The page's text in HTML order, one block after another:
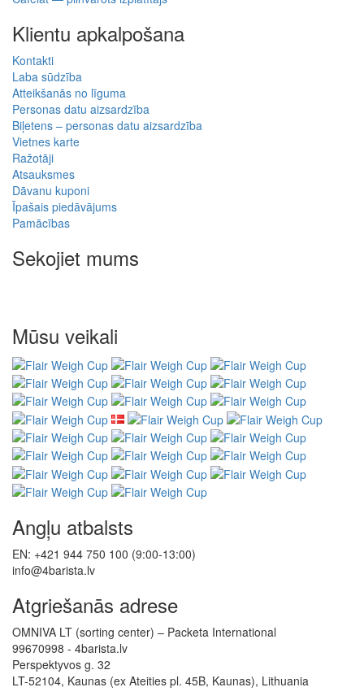
Klientu apkalpošana
Kontakti
Laba sūdzība
Atteikšanās no līguma
Personas datu aizsardzība
Biļetens – personas datu aizsardzība
Vietnes karte
Ražotāji
Atsauksmes
Dāvanu kuponi
Īpašais piedāvājums
Pamācības
Sekojiet mums
Mūsu veikali
Angļu atbalsts
EN: +421 944 750 100 (9:00-13:00)
info@4barista.lv
Atgriešanās adrese
OMNIVA LT (sorting center) – Packeta International
99670998 - 4barista.lv
Perspektyvos g. 32
LT-52104, Kaunas (ex Ateities pl. 45B, Kaunas), Lithuania